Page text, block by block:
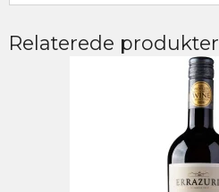
Relaterede produkter